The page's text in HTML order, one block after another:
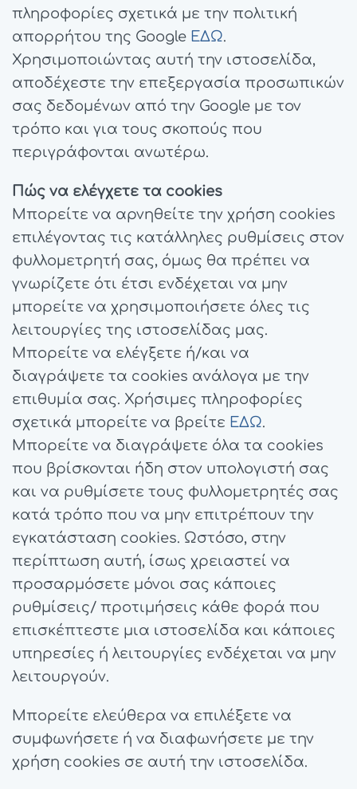
πληροφορίες σχετικά με την πολιτική
απορρήτου της Google ΕΔΩ.
Χρησιμοποιώντας αυτή την ιστοσελίδα,
αποδέχεστε την επεξεργασία προσωπικών
σας δεδομένων από την Google με τον
τρόπο και για τους σκοπούς που
περιγράφονται ανωτέρω.
Πώς να ελέγχετε τα cookies
Μπορείτε να αρνηθείτε την χρήση cookies
επιλέγοντας τις κατάλληλες ρυθμίσεις στον
φυλλομετρητή σας, όμως θα πρέπει να
γνωρίζετε ότι έτσι ενδέχεται να μην
μπορείτε να χρησιμοποιήσετε όλες τις
λειτουργίες της ιστοσελίδας μας.
Μπορείτε να ελέγξετε ή/και να
διαγράψετε τα cookies ανάλογα με την
επιθυμία σας. Χρήσιμες πληροφορίες
σχετικά μπορείτε να βρείτε ΕΔΩ.
Μπορείτε να διαγράψετε όλα τα cookies
που βρίσκονται ήδη στον υπολογιστή σας
και να ρυθμίσετε τους φυλλομετρητές σας
κατά τρόπο που να μην επιτρέπουν την
εγκατάσταση cookies. Ωστόσο, στην
περίπτωση αυτή, ίσως χρειαστεί να
προσαρμόσετε μόνοι σας κάποιες
ρυθμίσεις/ προτιμήσεις κάθε φορά που
επισκέπτεστε μια ιστοσελίδα και κάποιες
υπηρεσίες ή λειτουργίες ενδέχεται να μην
λειτουργούν.
Μπορείτε ελεύθερα να επιλέξετε να
συμφωνήσετε ή να διαφωνήσετε με την
χρήση cookies σε αυτή την ιστοσελίδα.